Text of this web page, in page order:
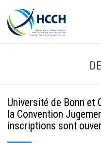
Université de Bonn et
la Convention
inscriptions sont